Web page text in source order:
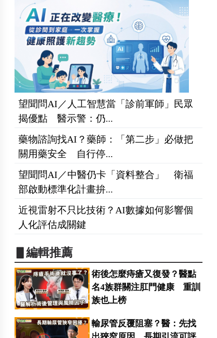
望聞問AI／人工智慧當「診前軍師」民眾
揭優點 醫示警：仍...
藥物諮詢找AI？藥師：「第二步」必做把
關用藥安全 自行停...
望聞問AI／中醫仍卡「資料整合」 衛福
部啟動標準化計畫拚...
近視雷射不只比技術？AI數據如何影響個
人化評估成關鍵
▋編輯推薦
術後怎麼痔瘡又復發？醫點
名4族群關注肛門健康 重訓
族也上榜
輸尿管反覆阻塞？醫：先找